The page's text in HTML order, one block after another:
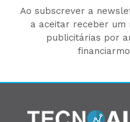
Ao subscrever a
a aceitar receber um
publicitárias por